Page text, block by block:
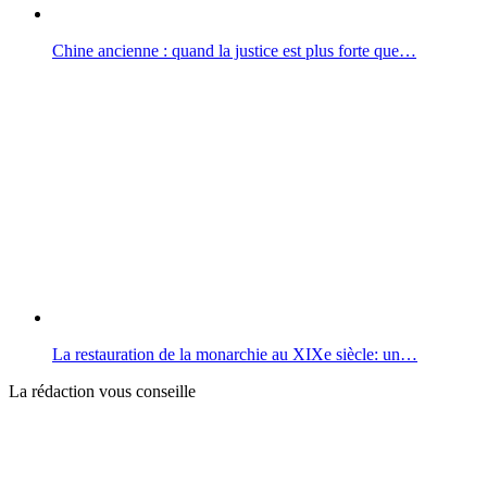
Chine ancienne : quand la justice est plus forte que…
La restauration de la monarchie au XIXe siècle: un…
La rédaction vous conseille